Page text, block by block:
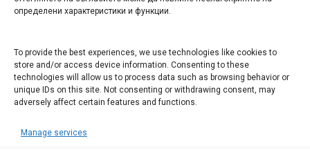
определени характеристики и функции.
To provide the best experiences, we use technologies like cookies to
store and/or access device information. Consenting to these
technologies will allow us to process data such as browsing behavior or
unique IDs on this site. Not consenting or withdrawing consent, may
adversely affect certain features and functions.
Manage services
ТУРИСТИЧЕСКИ КЛЪСТЕР
ИНСТИТУЦИИ В ЛОВЕЧ
Административен съд Ловеч
Областна администрация Ловеч
ОДМВР Ловеч